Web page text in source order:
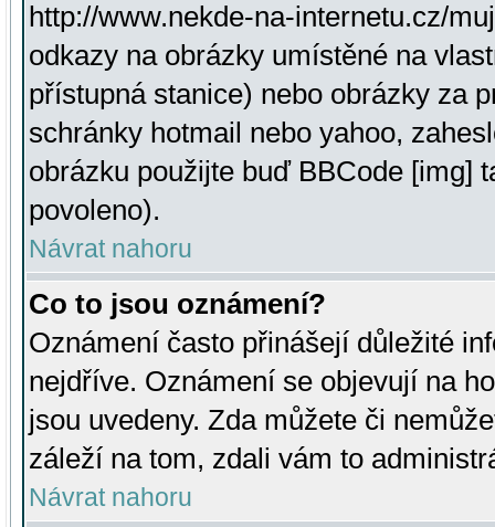
http://www.nekde-na-internetu.cz/
odkazy na obrázky umístěné na
přístupná stanice) nebo obrázky za
schránky hotmail nebo yahoo,
obrázku použijte buď BBCode [img]
povoleno).
Návrat nahoru
Co to jsou oznámení?
Oznámení často přinášejí důležité
nejdříve. Oznámení se objevují na
jsou uvedeny. Zda můžete či
záleží na tom, zdali vám to
Návrat nahoru